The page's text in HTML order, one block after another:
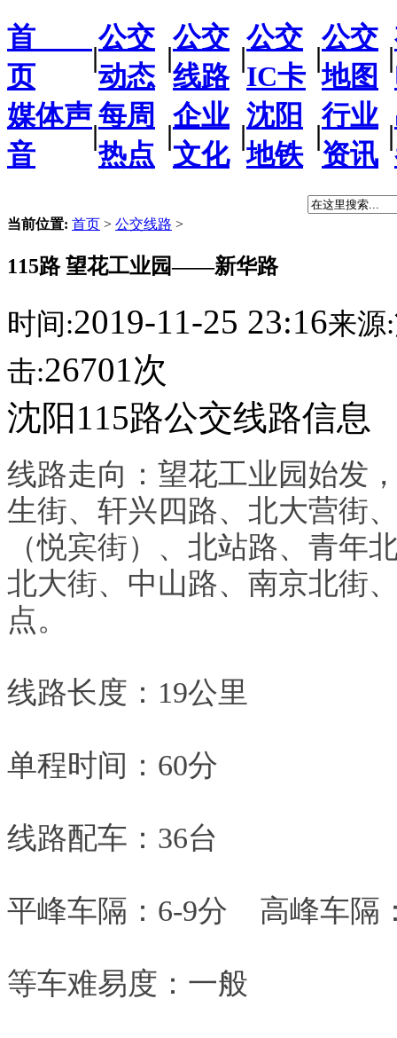
首
页
|
公交
动态
|
公交
线路
|
公交
IC卡
|
公交
地图
|
媒体声
音
|
每周
热点
|
企业
文化
|
沈阳
地铁
|
行业
资讯
|
当前位置: 首页 > 公交线路 >
115路 望花工业园——新华路
时间:2019-11-25 23:16来源:
击:26701次
沈阳115路公交线路信息
线路走向：望花工业园始发
生街、轩兴四路、北大营街
（悦宾街）、北站路、青年
北大街、中山路、南京北街
点。
线路长度：19公里
单程时间：60分
线路配车：36台
平峰车隔：6-9分 高峰车隔
等车难易度：一般